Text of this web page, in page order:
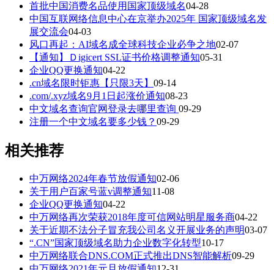
首批中国消费名品使用国家顶级域名04-28
中国互联网络信息中心在京举办2025年 国家顶级域名发
展交流会04-03
风口再起：AI域名成全球科技企业必争之地02-07
【通知】Ｄigicert SSL证书价格调整通知05-31
企业QQ更换通知04-22
.cn域名限时钜惠【只限3天】 09-14
.com/.xyz域名9月1日起涨价通知08-23
中文域名查询官网登录去哪里查询 09-29
注册一个中文域名要多少钱？ 09-29
相关推荐
中万网络2024年春节放假通知02-06
关于用户百家号蓝v调整通知11-08
企业QQ更换通知04-22
中万网络再次荣获2018年度可信网站明星服务商04-22
关于近期不法分子冒充我公司名义开展业务的声明03-07
“.CN”国家顶级域名助力企业数字化转型10-17
中万网络联合DNS.COM正式推出DNS智能解析09-29